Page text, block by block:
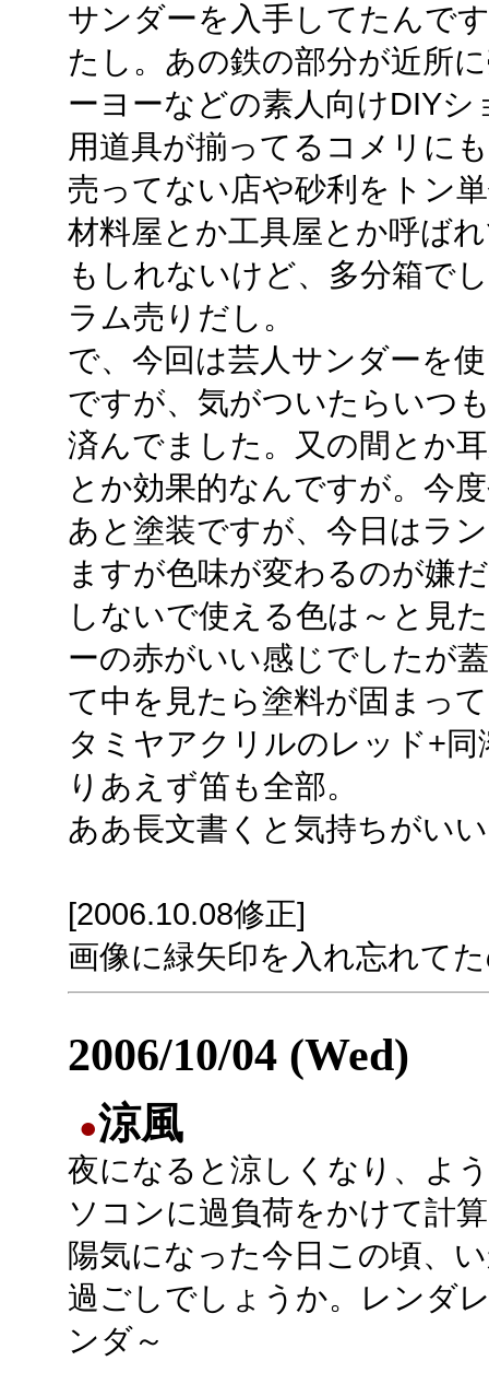
サンダーを入手してたんで
たし。あの鉄の部分が近所
ーヨーなどの素人向けDIY
用道具が揃ってるコメリに
売ってない店や砂利をトン
材料屋とか工具屋とか呼ば
もしれないけど、多分箱で
ラム売りだし。
で、今回は芸人サンダーを
ですが、気がついたらいつ
済んでました。又の間とか
とか効果的なんですが。今
あと塗装ですが、今日はラ
ますが色味が変わるのが嫌
しないで使える色は～と見
ーの赤がいい感じでしたが
て中を見たら塗料が固まっ
タミヤアクリルのレッド+
りあえず笛も全部。
ああ長文書くと気持ちがい
[2006.10.08修正]
画像に緑矢印を入れ忘れて
2006/10/04 (Wed)
●涼風
夜になると涼しくなり、よ
ソコンに過負荷をかけて計
陽気になった今日この頃、
過ごしでしょうか。レンダ
ンダ～